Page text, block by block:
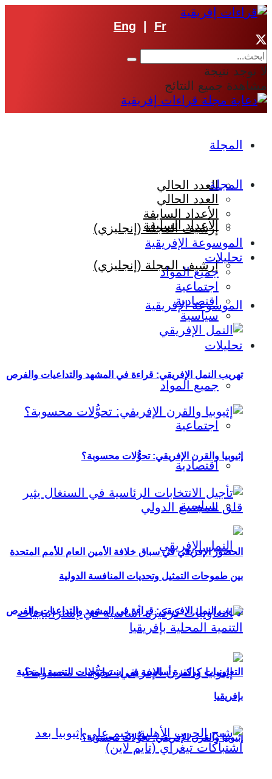
Eng Fr
لا توجد نتيجة
مشاهدة جميع النتائج
المجلة
العدد الحالي
الأعداد السابقة
إرشيف المجلة (إنجليزي)
الموسوعة الإفريقية
تحليلات
جميع المواد
اجتماعية
اقتصادية
سياسية
تهريب النمل الإفريقي: قراءة في المشهد والتداعيات والفرص
إثيوبيا والقرن الإفريقي: تحوُّلات محسوبة؟
المجلة
العدد الحالي
الأعداد السابقة
إرشيف المجلة (إنجليزي)
الموسوعة الإفريقية
تحليلات
جميع المواد
اجتماعية
اقتصادية
سياسية
تهريب النمل الإفريقي: قراءة في المشهد والتداعيات والفرص
إثيوبيا والقرن الإفريقي: تحوُّلات محسوبة؟
الحضور الإفريقي في سباق خلافة الأمين العام للأمم المتحدة
بين طموحات التمثيل وتحديات المنافسة الدولية
التعاونيات كركيزة أساسية في إستراتيجيات التنمية المحلية
بإفريقيا